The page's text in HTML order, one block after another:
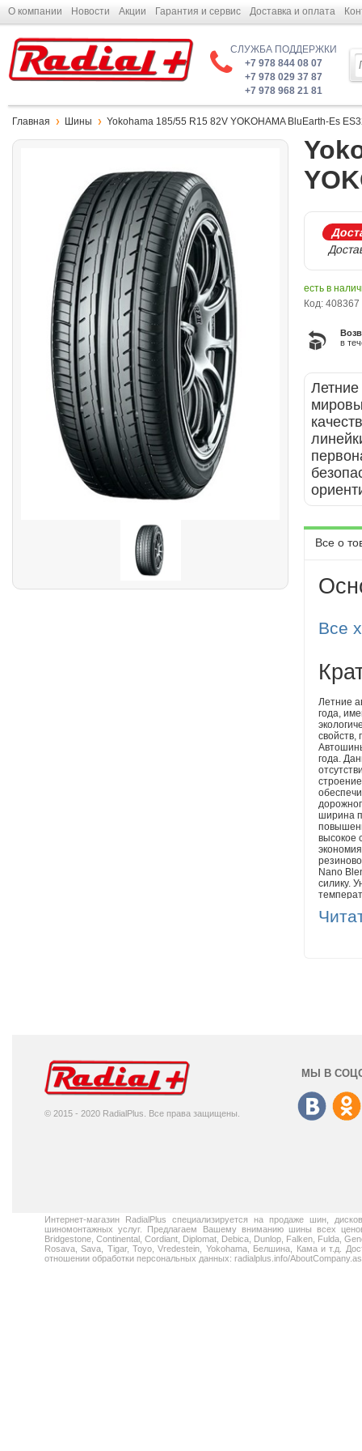
О компании Новости Акции Гарантия и сервис Доставка и оплата
СЛУЖБА ПОДДЕРЖКИ
+7 978 844 08 07
+7 978 029 37 87
+7 978 968 21 81
Главная Шины Yokohama 185/55 R15 82V YOKOHAMA BluEarth-Es
есть в
Код: 408367
в
Все о
Все
Летние
года,
свойств,
года.
ширина
высокое
Nano
силику.
© 2015 - 2020 RadialPlus. Все права защищены.
МЫ В
Интернет-магазин RadialPlus специализируется на продаже шин,
шиномонтажных услуг. Предлагаем Вашему вниманию шины всех
Bridgestone, Continental, Cordiant, Diplomat, Debica, Dunlop, Falken, Fulda,
Rosava, Sava, Tigar, Toyo, Vredestein, Yokohama, Белшина, Кама и т.д.
отношении обработки персональных данных: radialplus.info/